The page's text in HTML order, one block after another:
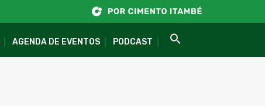
AGENDA DE EVENTOS PODCAST